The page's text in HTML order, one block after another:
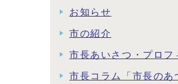
お知らせ
市の紹介
市長あいさつ・プロフ
市長コラム「市長のあ